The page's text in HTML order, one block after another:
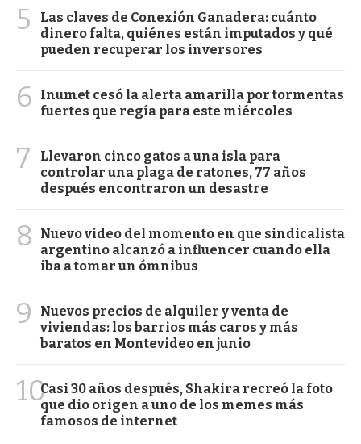
5
Las claves de Conexión Ganadera: cuánto
dinero falta, quiénes están imputados y qué
pueden recuperar los inversores
6
Inumet cesó la alerta amarilla por tormentas
fuertes que regía para este miércoles
7
Llevaron cinco gatos a una isla para
controlar una plaga de ratones, 77 años
después encontraron un desastre
8
Nuevo video del momento en que sindicalista
argentino alcanzó a influencer cuando ella
iba a tomar un ómnibus
9
Nuevos precios de alquiler y venta de
viviendas: los barrios más caros y más
baratos en Montevideo en junio
10Casi 30 años después, Shakira recreó la foto
que dio origen a uno de los memes más
famosos de internet